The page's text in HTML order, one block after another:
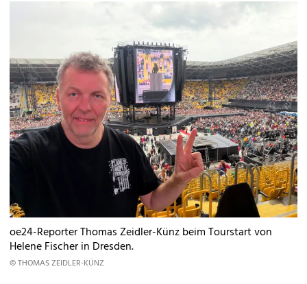
oe24-Reporter Thomas Zeidler-Künz beim Tourstart von
Helene Fischer in Dresden.
© THOMAS ZEIDLER-KÜNZ